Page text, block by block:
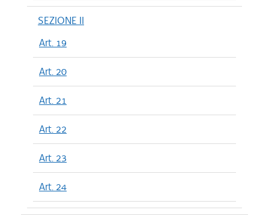
SEZIONE II
Art. 19
Art. 20
Art. 21
Art. 22
Art. 23
Art. 24